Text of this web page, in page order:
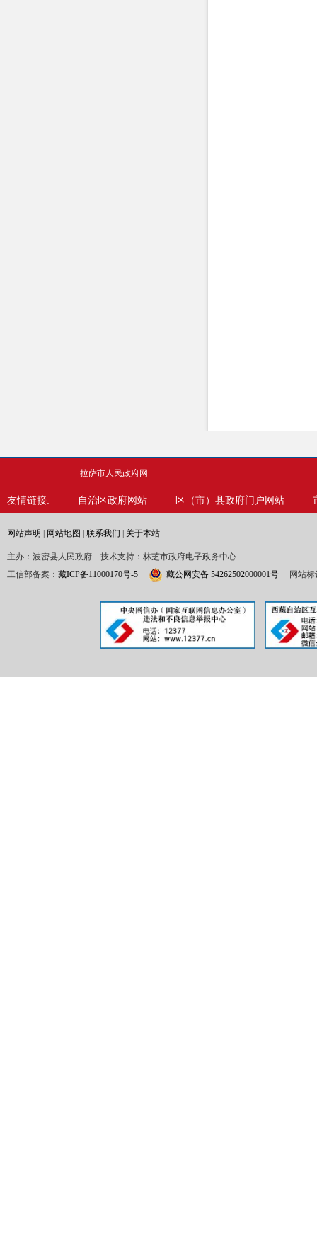
拉萨市人民政府网
友情链接: 自治区政府网站 区（市）县政府门户网站
网站声明 网站地图 联系我们 关于本站
主办：波密县人民政府 技术支持：林芝市政府电子政务中心
工信部备案： 藏ICP备11000170号-5 藏公网安备 54262502000001号 网站标